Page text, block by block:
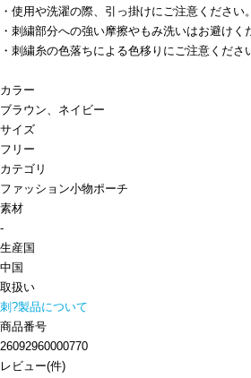
・使用や洗濯の際、引っ掛けにご注意ください。
・刺繍部分への強い摩擦やもみ洗いはお避けく
・刺繍糸の色落ちによる色移りにご注意くださ
カラー
ブラウン、ネイビー
サイズ
フリー
カテゴリ
ファッション小物ポーチ
素材
-
生産国
中国
取扱い
刺?製品について
商品番号
26092960000770
レビュー(件)